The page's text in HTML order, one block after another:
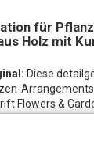
für
Holz mit
Diese
Flowers &